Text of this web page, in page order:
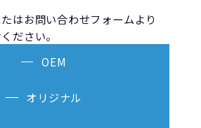
はお問い合わせフォームより
ださい。
OEM
オリジナル